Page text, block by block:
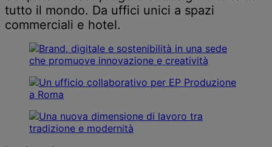
tutto il mondo. Da uffici unici a spazi
commerciali e hotel.